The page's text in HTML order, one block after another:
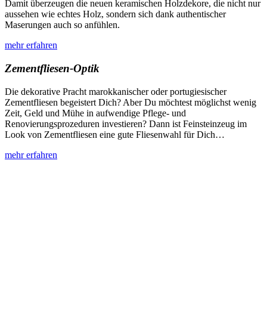
Damit überzeugen die neuen keramischen Holzdekore, die nicht nur
aussehen wie echtes Holz, sondern sich dank authentischer
Maserungen auch so anfühlen.
mehr erfahren
Zementfliesen-Optik
Die dekorative Pracht marokkanischer oder portugiesischer
Zementfliesen begeistert Dich? Aber Du möchtest möglichst wenig
Zeit, Geld und Mühe in aufwendige Pflege- und
Renovierungsprozeduren investieren? Dann ist Feinsteinzeug im
Look von Zementfliesen eine gute Fliesenwahl für Dich…
mehr erfahren